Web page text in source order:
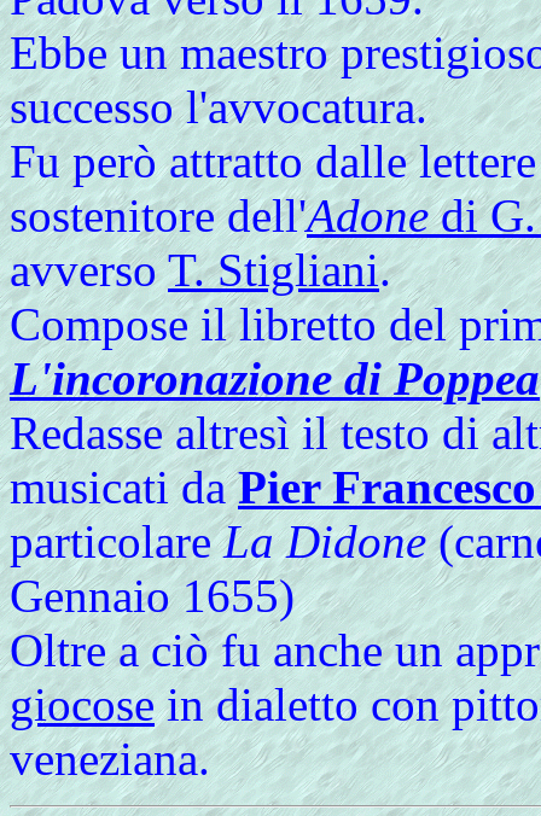
Ebbe un maestro
successo l'avvocatura.
Fu però attratto dalle
sostenitore dell'Adonedi G.
avversoT. Stigliani.
Compose il libretto del
L'incoronazione di Poppea
Redasse altresì il testo di
musicati daPier
particolareLa Didone
Gennaio 1655)
Oltre a ciò fu anche un
giocosein dialetto con
veneziana.